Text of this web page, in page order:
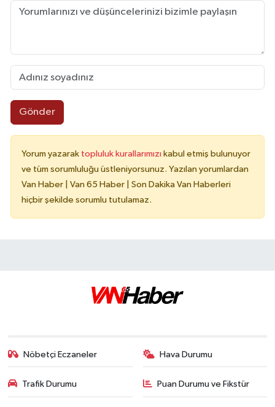
Gönder
Yorum yazarak topluluk kurallarımızı kabul etmiş bulunuyor
ve tüm sorumluluğu üstleniyorsunuz. Yazılan yorumlardan
Van Haber | Van 65 Haber | Son Dakika Van Haberleri
hiçbir şekilde sorumlu tutulamaz.
Nöbetçi Eczaneler Hava Durumu
Trafik Durumu Puan Durumu ve Fikstür